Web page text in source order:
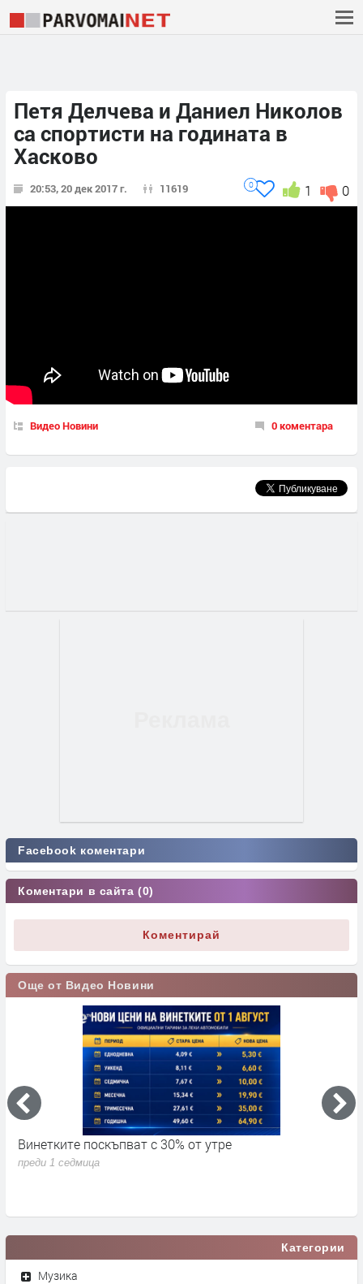
Петя Делчева и Даниел Николов
са спортисти на годината в
Хасково
20:53, 20 дек 2017 г. 11619 0
1
0
Видео Новини 0 коментара
Facebook коментари
Коментари в сайта (0)
Коментирай
Още от Видео Новини
Винетките поскъпват с 30% от утре
преди 1 седмица
Категории
Музика